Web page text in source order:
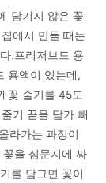
담기지 않은 꽃
에서 만들 때는
.프리저브드 용
용액이 있는데,
꽃 줄기를 45도
기 끝을 담가 빼
라가는 과정이
을 심문지에 싸
를 담그면 꽃이